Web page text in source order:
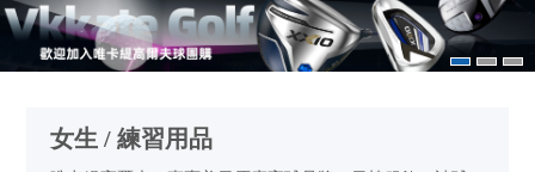
女生 / 練習用品